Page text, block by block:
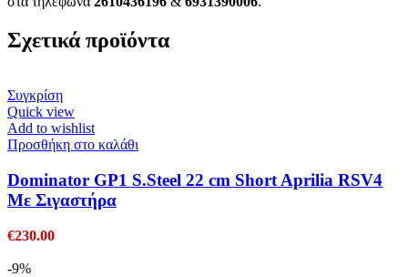
Σχετικά προϊόντα
Συγκρίση
Quick view
Add to wishlist
Προσθήκη στο καλάθι
Dominator GP1 S.Steel 22 cm Short Aprilia RSV4
Με Σιγαστήρα
€230.00
-9%